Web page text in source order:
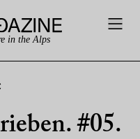
in the Alps
#05.